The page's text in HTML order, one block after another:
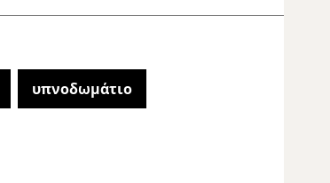
υπνοδωμάτιο